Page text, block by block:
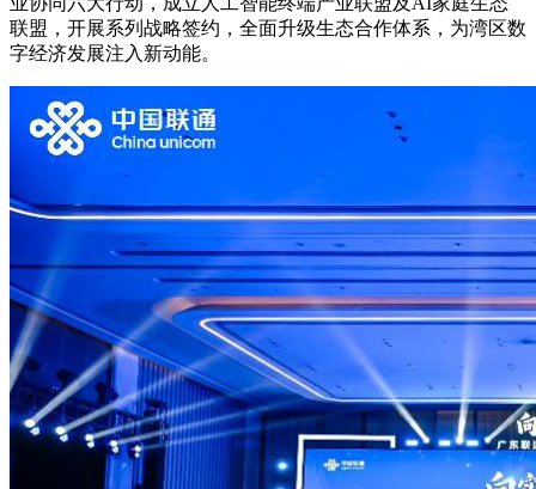
联盟，开展系列战略签约，全面升级生态合作体系，为湾区数
字经济发展注入新动能。